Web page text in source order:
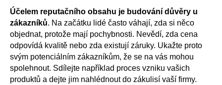
Účelem reputačního obsahu je budování důvěry u
zákazníků. Na začátku lidé často váhají, zda si něco
objednat, protože mají pochybnosti. Nevědí, zda cena
odpovídá kvalitě nebo zda existují záruky. Ukažte proto
svým potenciálním zákazníkům, že se na vás mohou
spolehnout. Sdílejte například proces vzniku vašich
produktů a dejte jim nahlédnout do zákulisí vaší firmy.